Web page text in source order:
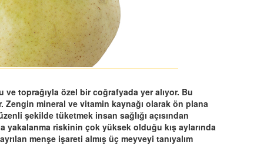
ve toprağıyla özel bir coğrafyada yer alıyor. Bu
mineral ve vitamin kaynağı olarak ön plana
şekilde tüketmek insan sağlığı açısından
yakalanma riskinin çok yüksek olduğu kış aylarında
menşe işareti almış üç meyveyi tanıyalım